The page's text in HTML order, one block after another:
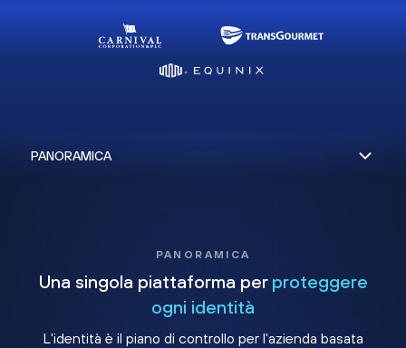
PANORAMICA
Una singola piattaforma per proteggere
ogni identità
L'identità è il piano di controllo per l'azienda basata